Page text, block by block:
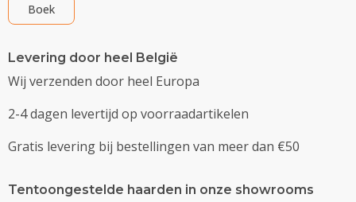
Boek
Levering door heel België
Wij verzenden door heel Europa
2-4 dagen levertijd op voorraadartikelen
Gratis levering bij bestellingen van meer dan €50
Tentoongestelde haarden in onze showrooms